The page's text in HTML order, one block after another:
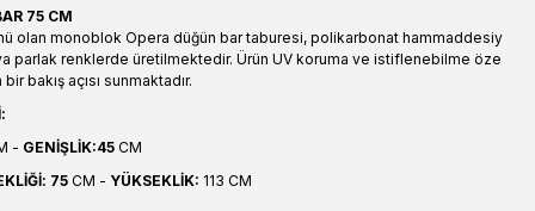
75 CM
olan monoblok Opera düğün bar taburesi, polikarbonat hammaddesiy
parlak renklerde üretilmektedir. Ürün UV koruma ve istiflenebilme öze
bakış açısı sunmaktadır.
- GENİŞLİK:45 CM
75 CM - YÜKSEKLİK: 113 CM